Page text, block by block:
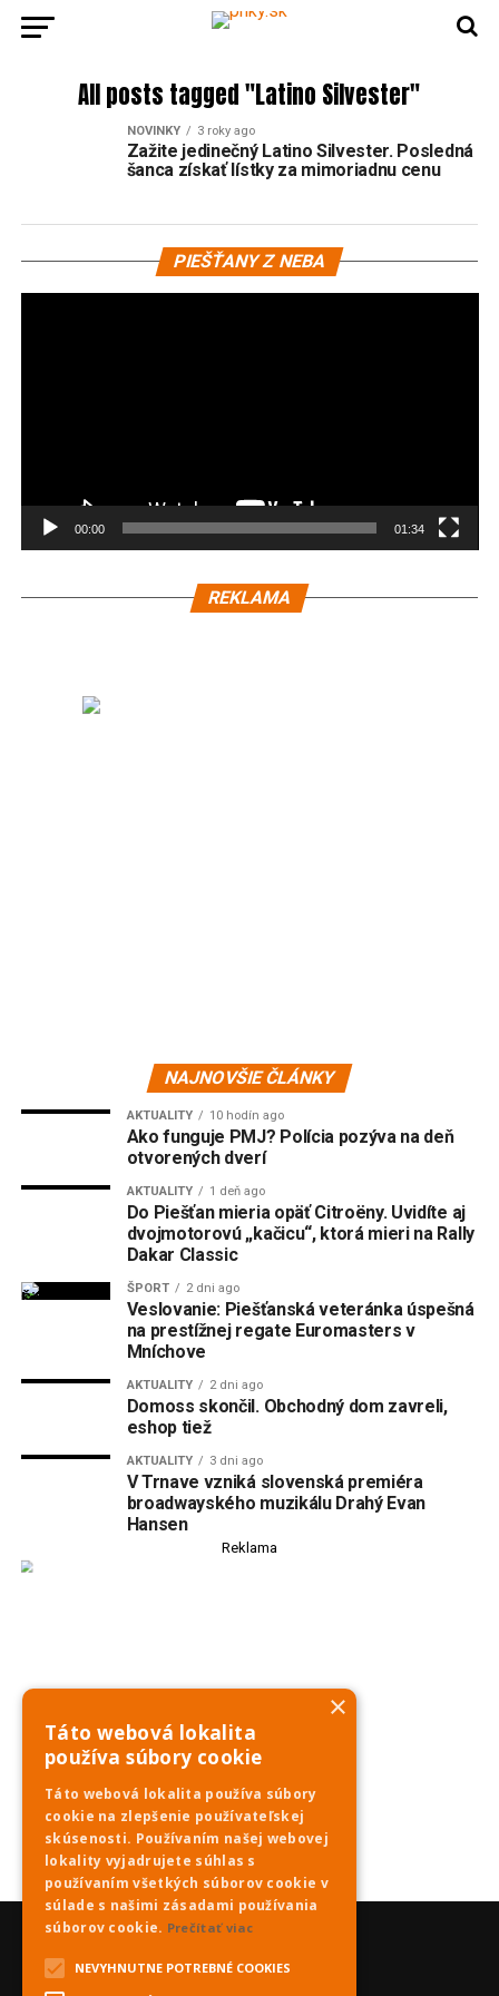
All posts tagged "Latino Silvester"
NOVINKY 3 roky ago
Zažite jedinečný Latino Silvester. Posledná
šanca získať lístky za mimoriadnu cenu
PIEŠŤANY Z NEBA
00:00 01:34
REKLAMA
NAJNOVŠIE ČLÁNKY
AKTUALITY 10 hodín ago
Ako funguje PMJ? Polícia pozýva na deň
otvorených dverí
AKTUALITY 1 deň ago
Do Piešťan mieria opäť Citroëny. Uvidíte aj
dvojmotorovú „kačicu“, ktorá mieri na Rally
Dakar Classic
ŠPORT 2 dni ago
Veslovanie: Piešťanská veteránka úspešná
na prestížnej regate Euromasters v
Mníchove
AKTUALITY 2 dni ago
Domoss skončil. Obchodný dom zavreli,
eshop tiež
AKTUALITY 3 dni ago
V Trnave vzniká slovenská premiéra
broadwayského muzikálu Drahý Evan
Hansen
Reklama
×
Táto webová lokalita
používa súbory cookie
Táto webová lokalita používa súbory
cookie na zlepšenie používateľskej
skúsenosti. Používaním našej webovej
lokality vyjadrujete súhlas s
používaním všetkých súborov cookie v
súlade s našimi zásadami používania
súborov cookie. Prečítať viac
NEVYHNUTNE POTREBNÉ COOKIES